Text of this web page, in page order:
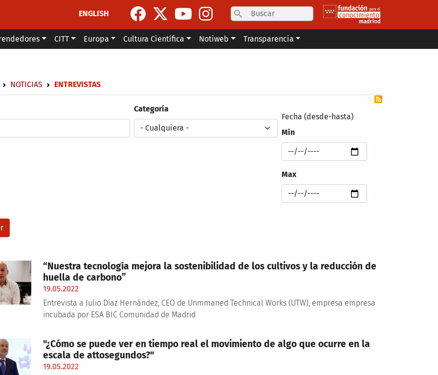
ENGLISH
Search
CITT Europa Cultura Científica Notiweb Transparencia
enlaces de ayuda a la navegación
NOTICIAS ENTREVISTAS
Categoría
Fecha (desde-hasta)
Min
Max
“Nuestra tecnología mejora la sostenibilidad de los cultivos y la reducción de
huella de carbono”
19.05.2022
Entrevista a Julio Díaz Hernández, CEO de Unmmaned Technical Works (UTW), empresa empresa
incubada por ESA BIC Comunidad de Madrid
"¿Cómo se puede ver en tiempo real el movimiento de algo que ocurre en la
escala de attosegundos?"
19.05.2022